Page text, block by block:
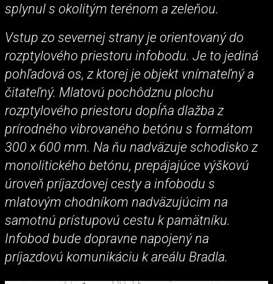
splynul s okolitým terénom a zeleňou.
Vstup zo severnej strany je orientovaný do
rozptylového priestoru infobodu. Je to jediná
pohľadová os, z ktorej je objekt vnímateľný a
čitateľný. Mlatovú pochôdznu plochu
rozptylového priestoru dopĺňa dlažba z
prírodného vibrovaného betónu s formátom
300 x 600 mm. Na ňu nadväzuje schodisko z
monolitického betónu, prepájajúce výškovú
úroveň príjazdovej cesty a infobodu s
mlatovým chodníkom nadväzujúcim na
samotnú prístupovú cestu k pamätníku.
Infobod bude dopravne napojený na
príjazdovú komunikáciu k areálu Bradla.